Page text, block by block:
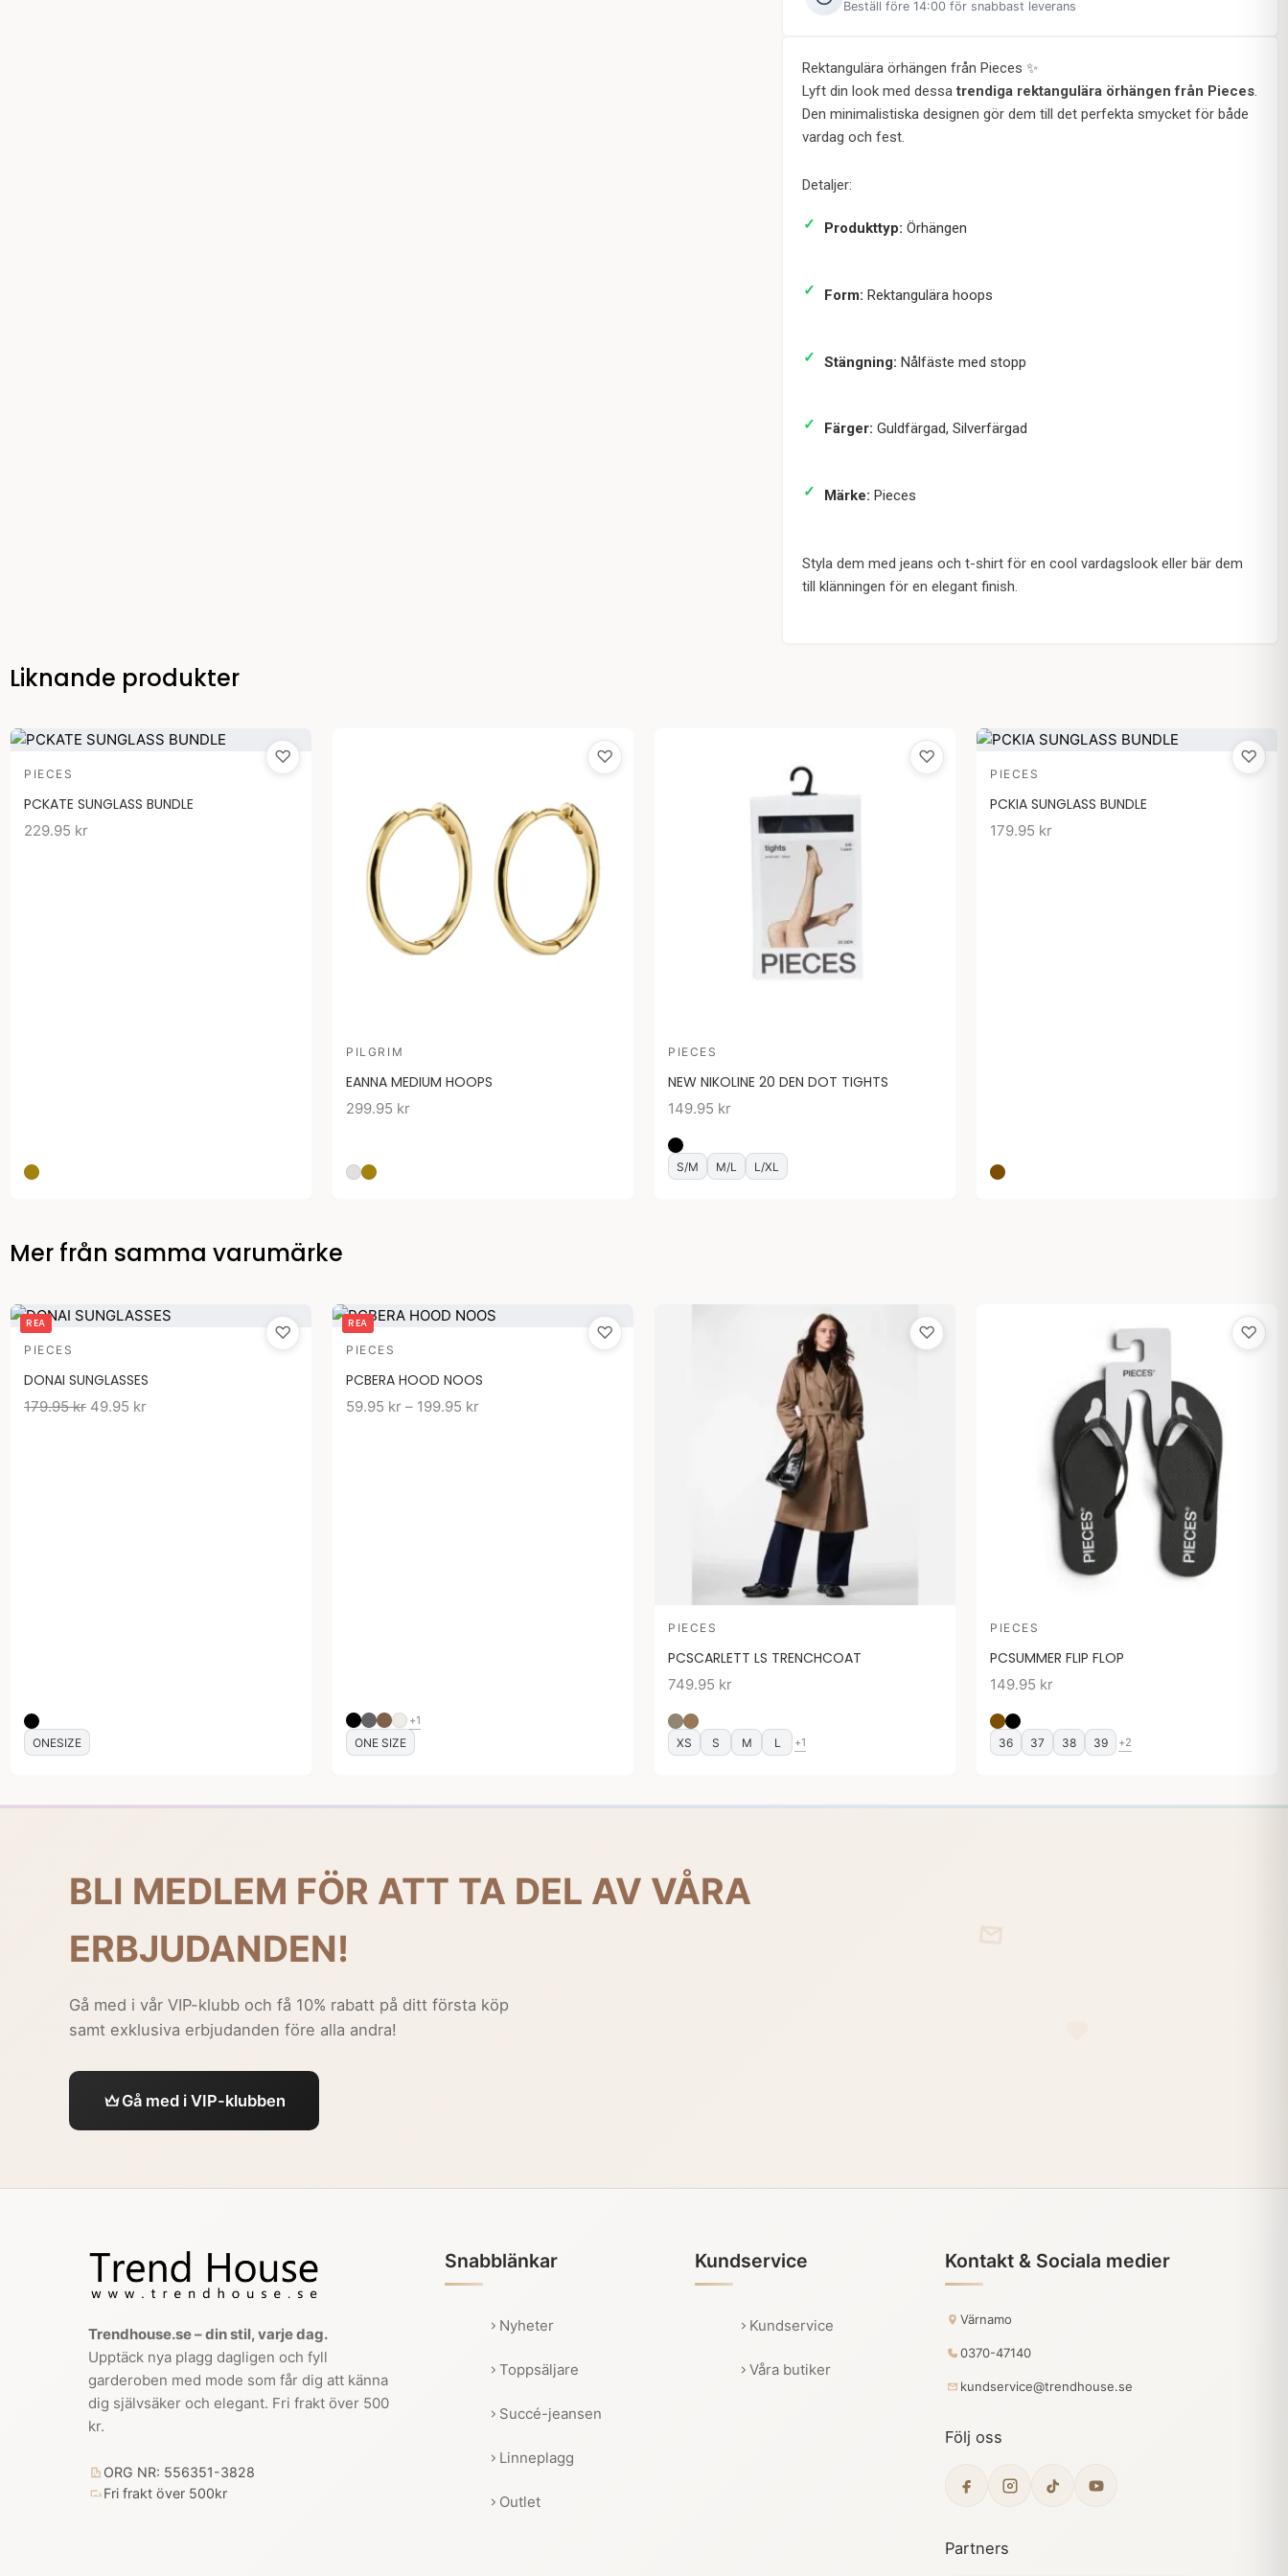
Beställ före 14:00 för snabbast leverans
Rektangulära örhängen från Pieces ✨
Lyft din look med dessatrendiga rektangulära örhängen från Pieces.
Den minimalistiska designen gör dem till det perfekta smycket för både
vardag och fest.
Detaljer:
Produkttyp: Örhängen
Form: Rektangulära hoops
Stängning: Nålfäste med stopp
Färger: Guldfärgad, Silverfärgad
Märke: Pieces
Styla dem med jeans och t-shirt för en cool vardagslook eller bär dem
till klänningen för en elegant finish.
Liknande produkter
♡
PIECES
PCKATE SUNGLASS BUNDLE
229.95 kr
♡
PILGRIM
EANNA MEDIUM HOOPS
299.95 kr
♡
PIECES
NEW NIKOLINE 20 DEN DOT TIGHTS
149.95 kr
S/M M/L L/XL
♡
PIECES
PCKIA SUNGLASS BUNDLE
179.95 kr
Mer från samma varumärke
♡
REA
PIECES
DONAI SUNGLASSES
179.95kr
Det
var:
179.95 kr.
49.95 kr
Det
är:
49.95 kr.
ONESIZE
♡
REA
PIECES
PCBERA HOOD NOOS
59.95 kr – 199.95 kr
Prisintervall:
199.95 kr
+1
ONE SIZE
♡
PIECES
PCSCARLETT LS TRENCHCOAT
749.95 kr
XS S M L +1
♡
PIECES
PCSUMMER FLIP FLOP
149.95 kr
36 37 38 39 +2
BLI MEDLEM FÖR ATT TA DEL AV VÅRA
ERBJUDANDEN!
Gå med i vår VIP-klubb och få 10% rabatt på ditt första köp
samt exklusiva erbjudanden före alla andra!
Gå med i VIP-klubben
Trendhouse.se – din stil, varje dag.
Upptäck nya plagg dagligen och fyll
garderoben med mode som får dig att känna
dig självsäker och elegant. Fri frakt över 500
kr.
ORG NR: 556351-3828
Fri frakt över 500kr
Snabblänkar
Nyheter
Toppsäljare
Succé-jeansen
Linneplagg
Outlet
Kundservice
Kundservice
Våra butiker
Kontakt & Sociala medier
Värnamo
0370-47140
kundservice@trendhouse.se
Följ oss
Partners